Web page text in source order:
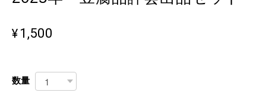
¥1,500
数量